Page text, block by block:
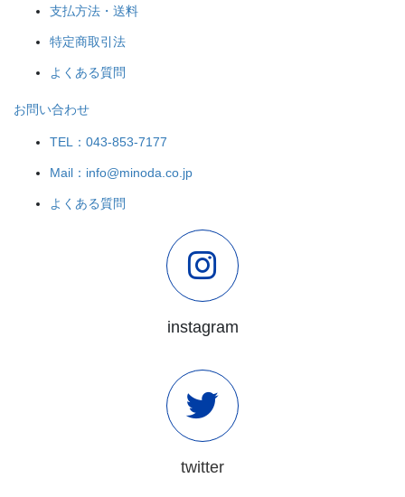
支払方法・送料
特定商取引法
よくある質問
お問い合わせ
TEL：043-853-7177
Mail：info@minoda.co.jp
よくある質問
instagram
twitter